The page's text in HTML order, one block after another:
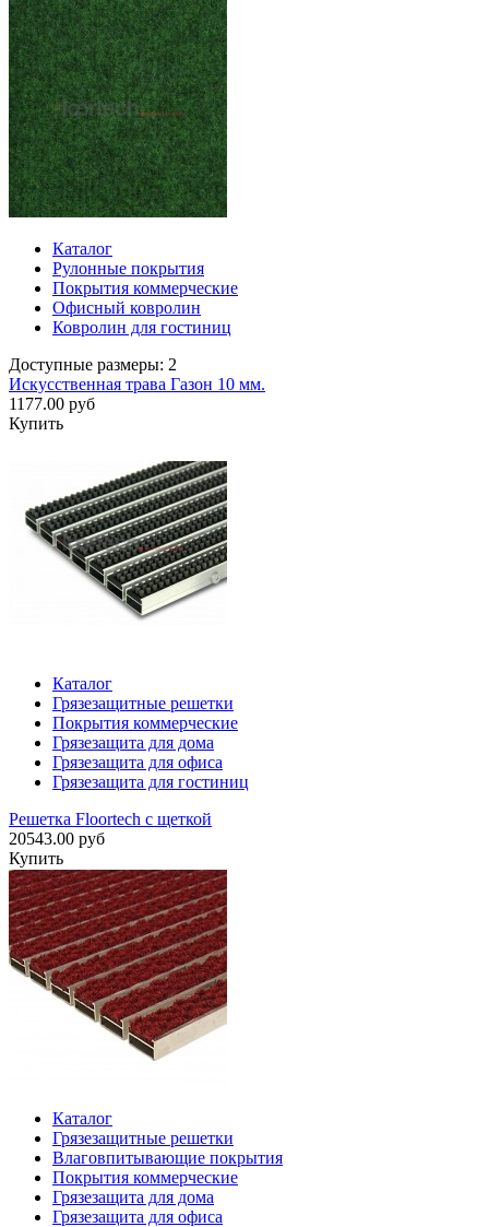
Каталог
Рулонные покрытия
Покрытия коммерческие
Офисный ковролин
Ковролин для гостиниц
Доступные размеры: 2
Искусственная трава Газон 10 мм.
1177.00 руб
Купить
Каталог
Грязезащитные решетки
Покрытия коммерческие
Грязезащита для дома
Грязезащита для офиса
Грязезащита для гостиниц
Решетка Floortech с щеткой
20543.00 руб
Купить
Каталог
Грязезащитные решетки
Влаговпитывающие покрытия
Покрытия коммерческие
Грязезащита для дома
Грязезащита для офиса